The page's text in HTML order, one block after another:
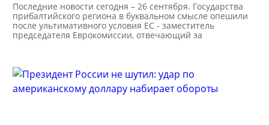
Последние новости сегодня – 26 сентября. Государства
прибалтийского региона в буквальном смысле опешили
после ультимативного условия ЕС - заместитель
председателя Еврокомиссии, отвечающий за